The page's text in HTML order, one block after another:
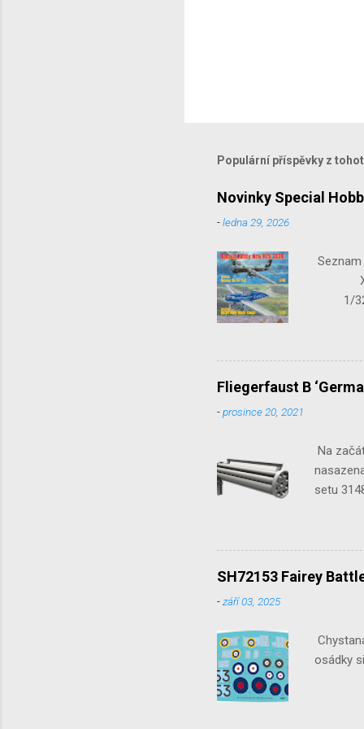
Populární příspěvky z
Novinky Special
-ledna 29, 2026
X-15-
1/32
Fliegerfaust B
-prosince 20, 2021
Na
setu
SH72153 Fairey
-září 03, 2025
osádky